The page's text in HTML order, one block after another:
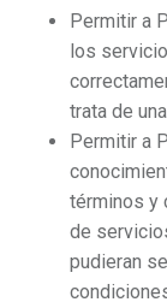
Permitir a
los
trata de
Permitir a
términos y
de
pudieran